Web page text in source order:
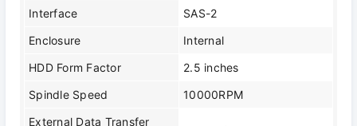
Interface
SAS-2
Enclosure
Internal
HDD Form Factor
2.5 inches
Spindle Speed
10000RPM
External Data Transfer